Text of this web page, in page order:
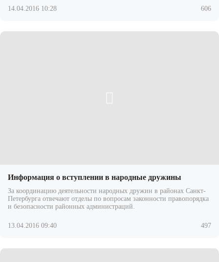
14.04.2016 10:28 606
Информация о вступлении в народные дружины
За координацию деятельности народных дружин в районах Санкт-
Петербурга отвечают отделы по вопросам законности правопорядка
и безопасности районных администраций.
13.04.2016 09:40 497